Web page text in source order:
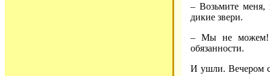
– Возьмите меня,
дикие звери.
– Мы не можем!
обязанности.
И ушли. Вечером